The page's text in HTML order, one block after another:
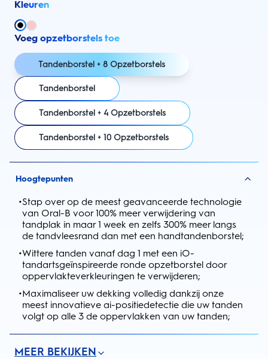
Kleuren
Voeg opzetborstels toe
Tandenborstel + 8 Opzetborstels
Tandenborstel
Tandenborstel + 4 Opzetborstels
Tandenborstel + 10 Opzetborstels
Hoogtepunten
•Stap over op de meest geavanceerde technologie
van Oral-B voor 100% meer verwijdering van
tandplak in maar 1 week en zelfs 300% meer langs
de tandvleesrand dan met een handtandenborstel;
•Wittere tanden vanaf dag 1 met een iO-
tandartsgeïnspireerde ronde opzetborstel door
oppervlakteverkleuringen te verwijderen;
•Maximaliseer uw dekking volledig dankzij onze
meest innovatieve ai-positiedetectie die uw tanden
volgt op alle 3 de oppervlakken van uw tanden;
MEER BEKIJKEN